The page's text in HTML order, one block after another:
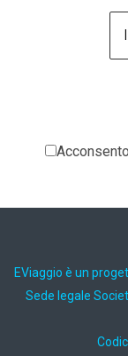
EViaggio è un
Sede legale